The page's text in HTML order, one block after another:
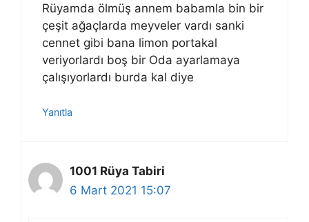
Rüyamda ölmüş annem babamla bin bir
çeşit ağaçlarda meyveler vardı sanki
cennet gibi bana limon portakal
veriyorlardı boş bir Oda ayarlamaya
çalışıyorlardı burda kal diye
Yanıtla
1001 Rüya Tabiri
6 Mart 2021 15:07